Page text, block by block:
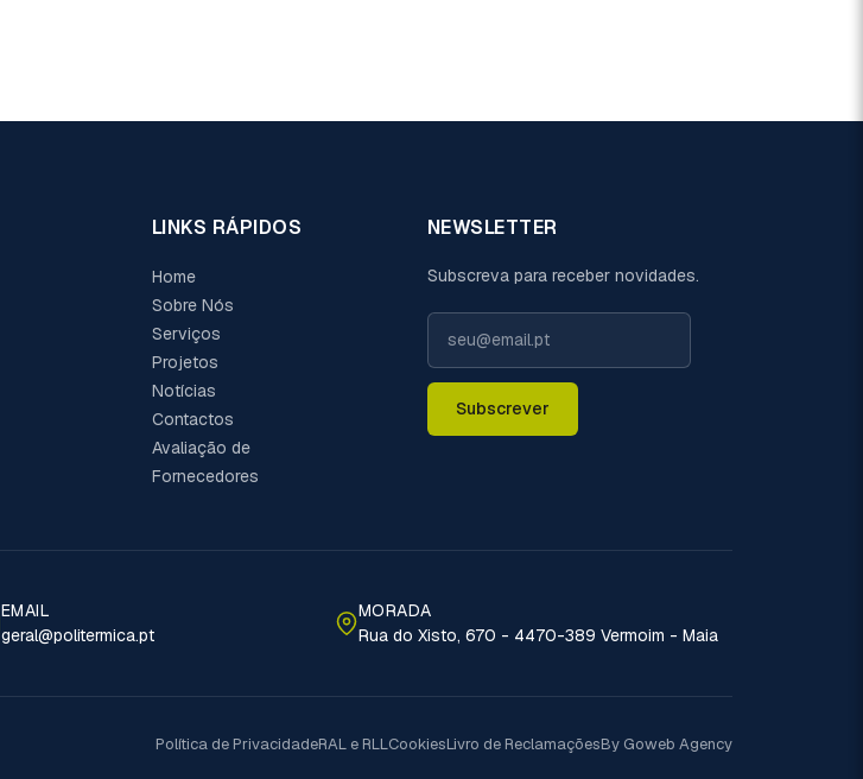
LINKS RÁPIDOS
Home
Sobre Nós
Serviços
Projetos
Notícias
Contactos
Avaliação de
Fornecedores
NEWSLETTER
Subscreva para receber novidades.
Subscrever
EMAIL
geral@politermica.pt
MORADA
Rua do Xisto, 670 - 4470-389 Vermoim - Maia
Política de PrivacidadeRAL e RLLCookiesLivro de ReclamaçõesBy Goweb Agency